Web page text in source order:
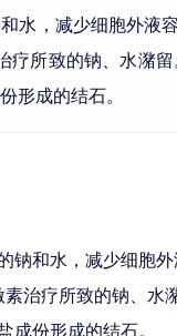
水，减少细胞外液
疗所致的钠、水潴
形成的结石。
钠和水，减少细胞
治疗所致的钠、
成份形成的结石。